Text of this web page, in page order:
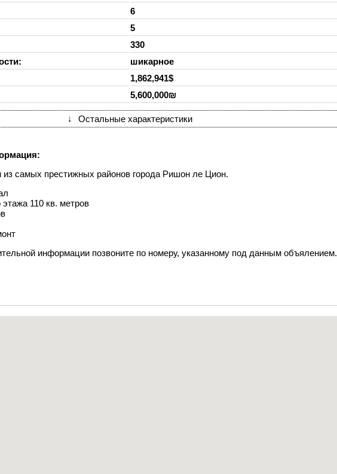
6
5
330
шикарное
1,862,941$
5,600,000₪
↓ Остальные характеристики
самых престижных районов города Ришон ле Цион.
110 кв. метров
информации позвоните по номеру, указанному под данным объялением.